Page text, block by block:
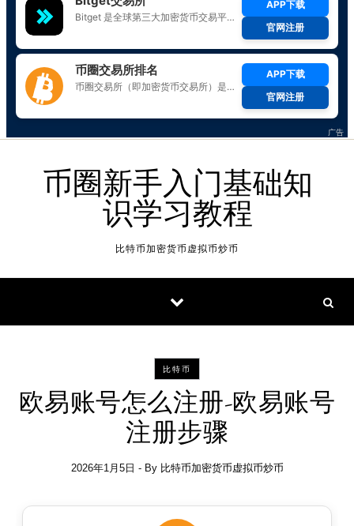
币圈新手入门基础知
识学习教程
比特币加密货币虚拟币炒币
比特币
欧易账号怎么注册-欧易账号
注册步骤
2026年1月5日 - By 比特币加密货币虚拟币炒币